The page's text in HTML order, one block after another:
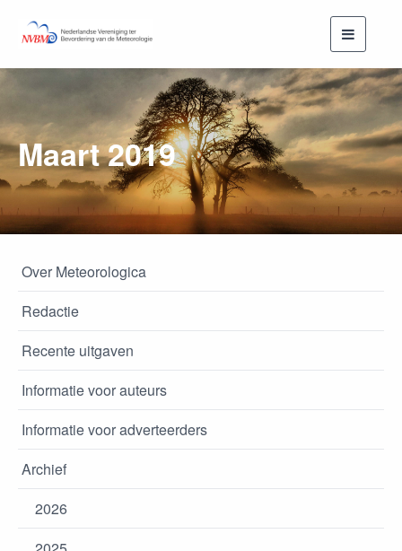
Toggle
Maart 2019
Over Meteorologica
Redactie
Recente uitgaven
Informatie voor auteurs
Informatie voor adverteerders
Archief
2026